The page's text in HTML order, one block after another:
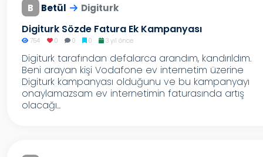
B Betül Digiturk
Digiturk Sözde Fatura Ek Kampanyası
754 0 0 0 3 yıl önce
Digiturk tarafından defalarca arandım, kandırıldım.
Beni arayan kişi Vodafone ev internetim üzerine
Digiturk kampanyası olduğunu ve bu kampanyayı
onaylamazsam ev internetimin faturasında artış
olacağı...